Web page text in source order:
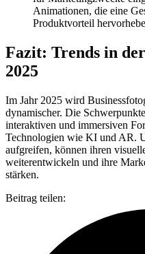
Animationen, die eine
Produktvorteil
Fazit: Trends in
2025
Im Jahr 2025 wird
dynamischer. Die
interaktiven und immersiven
Technologien wie KI und AR.
aufgreifen, können ihren
weiterentwickeln und ihre
stärken.
Beitrag teilen: